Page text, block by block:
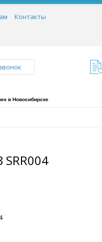
Контакты
в Новосибирске
SRR004